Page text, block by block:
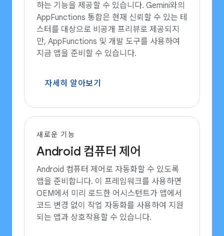
하는 기능을 제공할 수 있습니다. Gemini와의
AppFunctions 통합은 현재 신뢰할 수 있는 테
스터를 대상으로 비공개 프리뷰로 제공되지
만, AppFunctions 및 개발 도구를 사용하여
지금 앱을 준비할 수 있습니다.
자세히 알아보기
새로운 기능
Android 컴퓨터 제어
Android 컴퓨터 제어로 자동화할 수 있도록
앱을 준비합니다. 이 프레임워크를 사용하면
OEM에서 미리 로드한 어시스턴트가 앱에서
코드 변경 없이 작업 자동화를 사용하여 지원
되는 앱과 상호작용할 수 있습니다.